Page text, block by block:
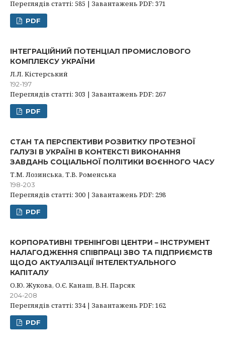
Переглядів статті: 585 | Завантажень PDF: 371
PDF
ІНТЕГРАЦІЙНИЙ ПОТЕНЦІАЛ ПРОМИСЛОВОГО
КОМПЛЕКСУ УКРАЇНИ
Л.Л. Кістерський
192-197
Переглядів статті: 303 | Завантажень PDF: 267
PDF
СТАН ТА ПЕРСПЕКТИВИ РОЗВИТКУ ПРОТЕЗНОЇ
ГАЛУЗІ В УКРАЇНІ В КОНТЕКСТІ ВИКОНАННЯ
ЗАВДАНЬ СОЦІАЛЬНОЇ ПОЛІТИКИ ВОЄННОГО ЧАСУ
Т.М. Лозинська, Т.В. Роменська
198-203
Переглядів статті: 300 | Завантажень PDF: 298
PDF
КОРПОРАТИВНІ ТРЕНІНГОВІ ЦЕНТРИ – ІНСТРУМЕНТ
НАЛАГОДЖЕННЯ СПІВПРАЦІ ЗВО ТА ПІДПРИЄМСТВ
ЩОДО АКТУАЛІЗАЦІЇ ІНТЕЛЕКТУАЛЬНОГО
КАПІТАЛУ
О.Ю. Жукова, О.Є. Канаш, В.Н. Парсяк
204-208
Переглядів статті: 334 | Завантажень PDF: 162
PDF